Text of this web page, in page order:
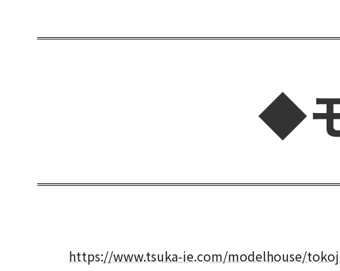
◆
https://www.tsuka-ie.com/modelhouse/